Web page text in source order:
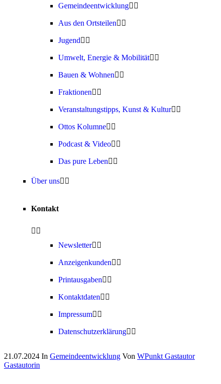
Gemeindeentwicklung
Aus den Ortsteilen
Jugend
Umwelt, Energie & Mobilität
Bauen & Wohnen
Fraktionen
Veranstaltungstipps, Kunst & Kultur
Ottos Kolumne
Podcast & Video
Das pure Leben
Über uns
Kontakt
Newsletter
Anzeigenkunden
Printausgaben
Kontaktdaten
Impressum
Datenschutzerklärung
21.07.2024 In Gemeindeentwicklung Von WPunkt Gastautor
Gastautorin